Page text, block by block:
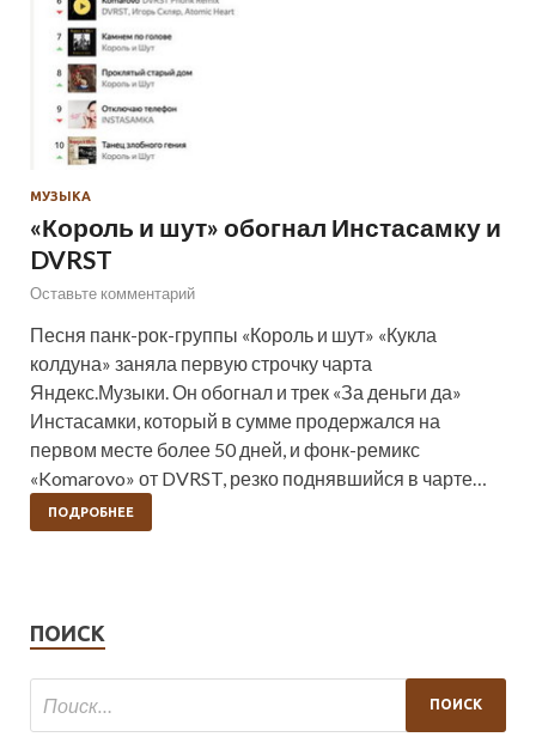
МУЗЫКА
«Король и шут» обогнал Инстасамку и
DVRST
Оставьте комментарий
Песня панк-рок-группы «Король и шут» «Кукла
колдуна» заняла первую строчку чарта
Яндекс.Музыки. Он обогнал и трек «За деньги да»
Инстасамки, который в сумме продержался на
первом месте более 50 дней, и фонк-ремикс
«Komarovo» от DVRST, резко поднявшийся в чарте…
ПОДРОБНЕЕ
ПОИСК